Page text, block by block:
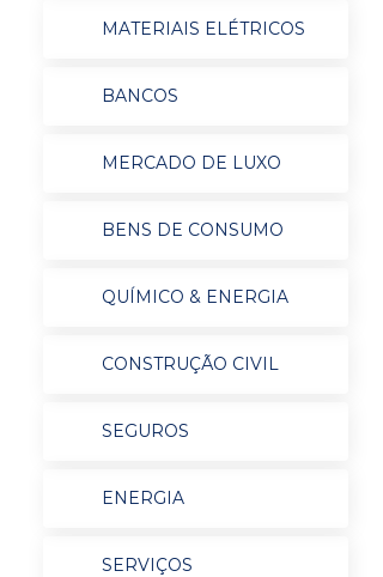
MATERIAIS ELÉTRICOS
BANCOS
MERCADO DE LUXO
BENS DE CONSUMO
QUÍMICO & ENERGIA
CONSTRUÇÃO CIVIL
SEGUROS
ENERGIA
SERVIÇOS